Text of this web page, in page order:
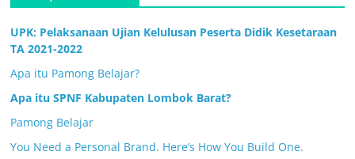
UPK: Pelaksanaan Ujian Kelulusan Peserta Didik Kesetaraan
TA 2021-2022
Apa itu Pamong Belajar?
Apa itu SPNF Kabupaten Lombok Barat?
Pamong Belajar
You Need a Personal Brand. Here’s How You Build One.